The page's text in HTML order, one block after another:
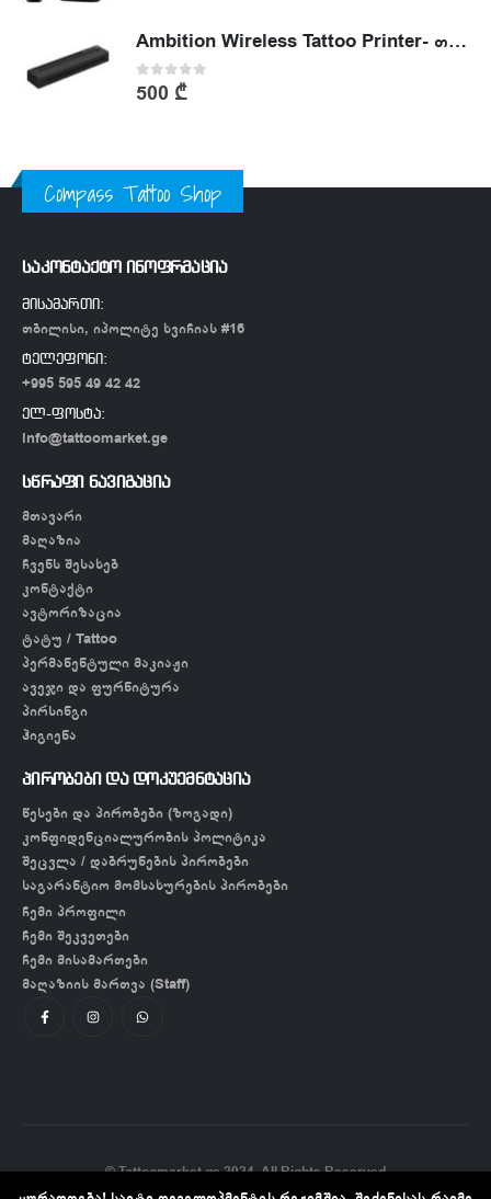
Ambition Wireless Tattoo Printer- თერმული პრინტერი
0out of 5
500 ₾
Compass Tattoo Shop
საკონტაქტო ინოფრმაცია
მისამართი:
თბილისი, იპოლიტე ხვიჩიას #16
ტელეფონი:
+995 595 49 42 42
ელ-ფოსტა:
info@tattoomarket.ge
სწრაფი ნავიგაცია
მთავარი
მაღაზია
ჩვენს შესახებ
კონტაქტი
ავტორიზაცია
ტატუ / Tattoo
პერმანენტული მაკიაჟი
ავეჯი და ფურნიტურა
პირსინგი
ჰიგიენა
პირობები და დოკუემნტაცია
წესები და პირობები (ზოგადი)
კონფიდენციალურობის პოლიტიკა
შეცვლა / დაბრუნების პირობები
საგარანტიო მომსახურების პირობები
ჩემი პროფილი
ჩემი შეკვეთები
ჩემი მისამართები
მაღაზიის მართვა (Staff)
© Tattoomarket.ge 2024. All Rights Reserved